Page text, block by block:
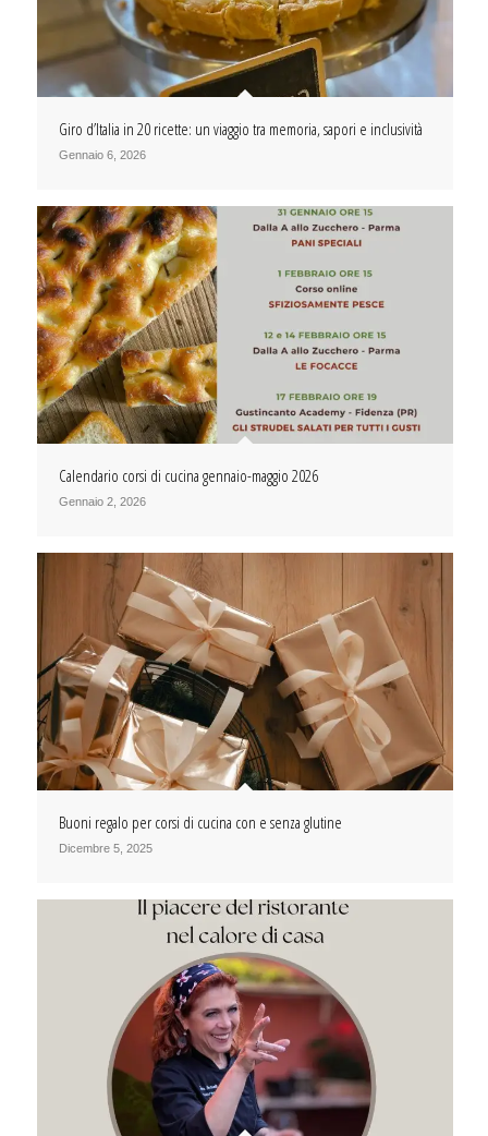
Giro d’Italia in 20 ricette: un viaggio tra memoria, sapori e inclusività
Gennaio 6, 2026
Calendario corsi di cucina gennaio-maggio 2026
Gennaio 2, 2026
Buoni regalo per corsi di cucina con e senza glutine
Dicembre 5, 2025